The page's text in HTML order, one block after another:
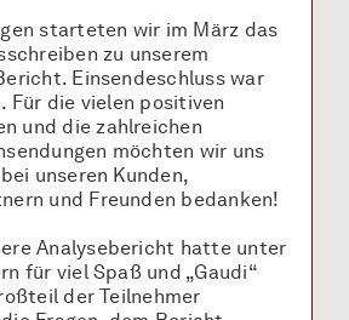
starteten wir im März das
zu unserem
Einsendeschluss war
Für die vielen positiven
und die zahlreichen
möchten wir uns
unseren Kunden,
und Freunden bedanken!
Analysebericht hatte unter
für viel Spaß und „Gaudi“
der Teilnehmer